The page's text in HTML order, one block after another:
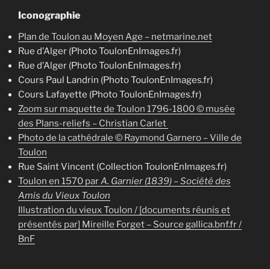
Iconographie
Plan de Toulon au Moyen Age – netmarine.net
Rue d’Alger (Photo ToulonEnImages.fr)
Rue d’Alger (Photo ToulonEnImages.fr)
Cours Paul Landrin (Photo ToulonEnImages.fr)
Cours Lafayette (Photo ToulonEnImages.fr)
Zoom sur maquette de Toulon 1796-1800 © musée
des Plans-reliefs – Christian Carlet
Photo de la cathédrale © Raymond Garnero – Ville de
Toulon
Rue Saint Vincent (Collection ToulonEnImages.fr)
Toulon en 1570 parA. Garnier (1839) – Société des
Amis du Vieux Toulon
Illustration du vieux Toulon / [documents réunis et
présentés par] Mireille Forget – Source gallica.bnf.fr /
BnF